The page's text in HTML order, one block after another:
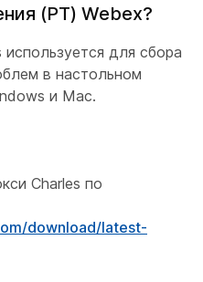
(PT) Webex?
для сбора
в настольном
и Mac.
Charles по
download/latest-